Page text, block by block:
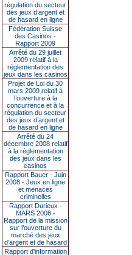
régulation du secteur
des jeux d’argent et
de hasard en ligne
Fédération Suisse
des Casinos -
Rapport 2009
Arrêté du 29 juillet
2009 relatif à la
réglementation des
jeux dans les casinos
Projet de Loi du 30
mars 2009 relatif à
l’ouverture à la
concurrence et à la
régulation du secteur
des jeux d’argent et
de hasard en ligne
Arrêté du 24
décembre 2008 relatif
à la réglementation
des jeux dans les
casinos
Rapport Bauer - Juin
2008 - Jeux en ligne
et menaces
criminelles
Rapport Durieux -
MARS 2008 -
Rapport de la mission
sur l’ouverture du
marché des jeux
d’argent et de hasard
Rapport d'information